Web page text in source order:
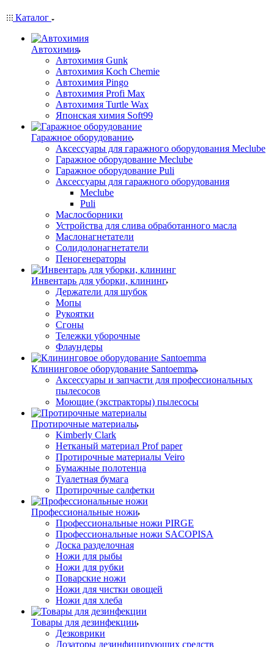
Каталог
Автохимия
Автохимия Gunk
Автохимия Koch Chemie
Автохимия Pingo
Автохимия Profi Max
Автохимия Turtle Wax
Японская химия Soft99
Гаражное оборудование
Аксессуары для гаражного оборудования Meclube
Гаражное оборудование Meclube
Гаражное оборудование Puli
Аксессуары для гаражного оборудования
Meclube
Puli
Маслосборники
Устройства для слива обработанного масла
Маслонагнетатели
Солидолонагнетатели
Пеногенераторы
Инвентарь для уборки, клининг
Держатели для шубок
Мопы
Рукоятки
Сгоны
Тележки уборочные
Флаундеры
Клининговое оборудование Santoemma
Аксессуары и запчасти для профессиональных
пылесосов
Моющие (экстракторы) пылесосы
Протирочные материалы
Kimberly Clark
Нетканый материал Prof paper
Протирочные материалы Veiro
Бумажные полотенца
Туалетная бумага
Протирочные салфетки
Профессиональные ножи
Профессиональные ножи PIRGE
Профессиональные ножи SACOPISA
Доска разделочная
Ножи для рыбы
Ножи для рубки
Поварские ножи
Ножи для чистки овощей
Ножи для хлеба
Товары для дезинфекции
Дезковрики
Дозаторы дезинфицирующих средств